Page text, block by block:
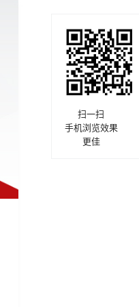
扫一扫
手机浏览效果
更佳